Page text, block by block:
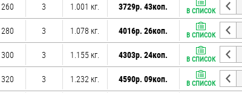
260 3 1.001 кг. 3729р. 43коп. В СПИСОК
280 3 1.078 кг. 4016р. 26коп. В СПИСОК
300 3 1.155 кг. 4303р. 24коп. В СПИСОК
320 3 1.232 кг. 4590р. 09коп. В СПИСОК